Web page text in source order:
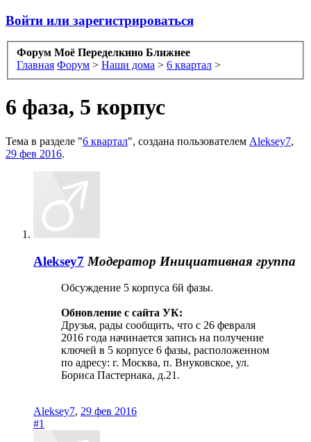
Войти или зарегистрироваться
Форум Моё Переделкино Ближнее
Главная Форум > Наши дома > 6 квартал >
6 фаза, 5 корпус
Тема в разделе "6 квартал", создана пользователем Aleksey7,
29 фев 2016.
Aleksey7 Модератор Инициативная группа
Обсуждение 5 корпуса 6й фазы.
Обновление с сайта УК:
Друзья, рады сообщить, что с 26 февраля
2016 года начинается запись на получение
ключей в 5 корпусе 6 фазы, расположенном
по адресу: г. Москва, п. Внуковское, ул.
Бориса Пастернака, д.21.
Aleksey7, 29 фев 2016
#1